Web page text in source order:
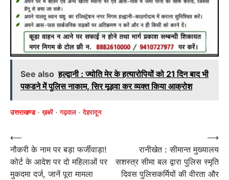
See also हल्द्वानी : ज्योति मेर के हत्यारोपियों को 21 दिन बाद भी
पकडने में पुलिस नाकाम, सिर मूड़वा कर व्यक्त किया आक्रोश
उत्तराखण्ड ख़बरें गढ़वाल देहरादून
Post
navigation
⟵
नौकरी के नाम पर बड़ा फर्जीवाड़ा!
कोर्ट के आदेश पर दो महिलाओं पर
मुकदमा दर्ज, जानें पूरा मामला
रानीखेत : सीमान्त मुख्यालय
सशस्त्र सीमा बल द्वारा पुलिस स्मृति
दिवस पुलिसकर्मियों की वीरता और
⟶